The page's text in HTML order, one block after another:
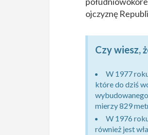
ojczyznę
Czy wiesz,
W 1977
które do dziś
mierzy 829
W 1976
również jest